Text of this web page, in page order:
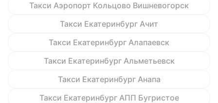
Такси Аэропорт Кольцово Вишневогорск
Такси Екатеринбург Ачит
Такси Екатеринбург Алапаевск
Такси Екатеринбург Альметьевск
Такси Екатеринбург Анапа
Такси Екатеринбург АПП Бугристое